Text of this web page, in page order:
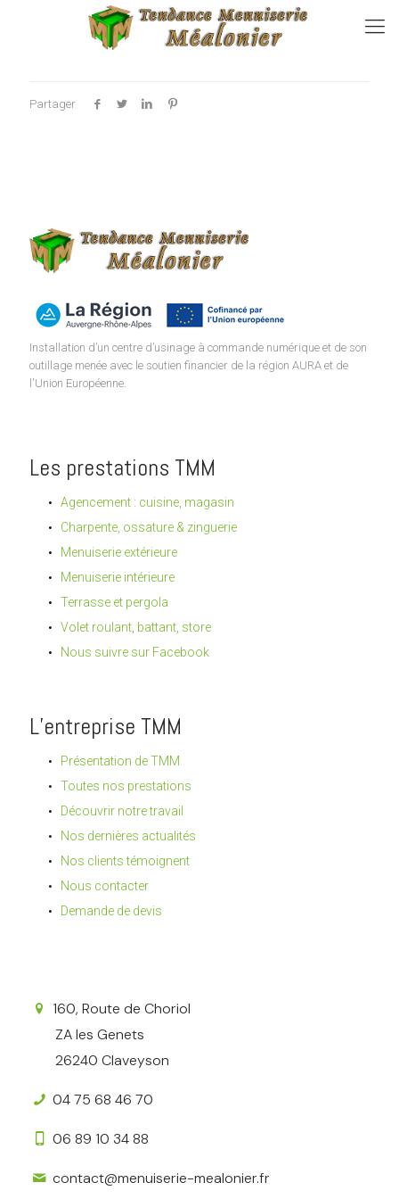
Partager
Installation d’un centre d’usinage à commande numérique et de son
outillage menée avec le soutien financier de la région AURA et de
l'Union Européenne.
Les prestations TMM
Agencement : cuisine, magasin
Charpente, ossature & zinguerie
Menuiserie extérieure
Menuiserie intérieure
Terrasse et pergola
Volet roulant, battant, store
Nous suivre sur Facebook
L’entreprise TMM
Présentation de TMM
Toutes nos prestations
Découvrir notre travail
Nos dernières actualités
Nos clients témoignent
Nous contacter
Demande de devis
160, Route de Choriol
ZA les Genets
26240 Claveyson
04 75 68 46 70
06 89 10 34 88
contact@menuiserie-mealonier.fr